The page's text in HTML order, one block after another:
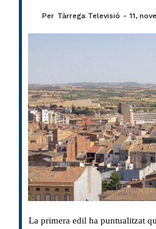
Per Tàrrega Televisió 11,
La primera edil ha puntualitzat